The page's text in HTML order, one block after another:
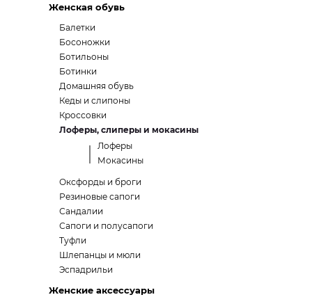
Женская обувь
Балетки
Босоножки
Ботильоны
Ботинки
Домашняя обувь
Кеды и слипоны
Кроссовки
Лоферы, слиперы и мокасины
Лоферы
Мокасины
Оксфорды и броги
Резиновые сапоги
Сандалии
Сапоги и полусапоги
Туфли
Шлепанцы и мюли
Эспадрильи
Женские аксессуары